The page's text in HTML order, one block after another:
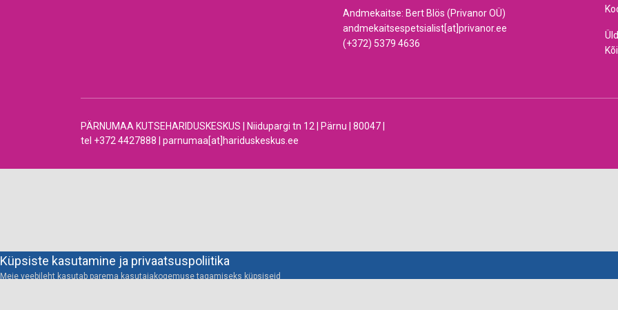
Andmekaitse: Bert Blös (Privanor OÜ)
andmekaitsespetsialist[at]privanor.ee
(+372) 5379 4636
PÄRNUMAA KUTSEHARIDUSKESKUS | Niidupargi tn 12 | Pärnu | 80047 |
tel +372 4427888 | parnumaa[at]hariduskeskus.ee
Küpsiste kasutamine ja privaatsuspoliitika
Meie veebileht kasutab parema kasutajakogemuse tagamiseks küpsiseid